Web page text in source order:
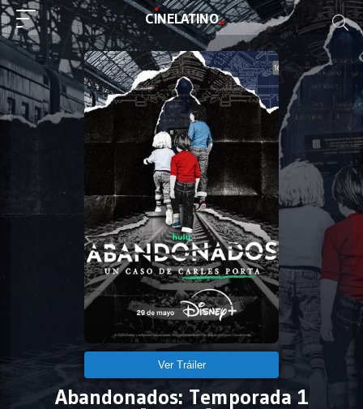
CINELATINO
Ver Tráiler
Abandonados: Temporada 1